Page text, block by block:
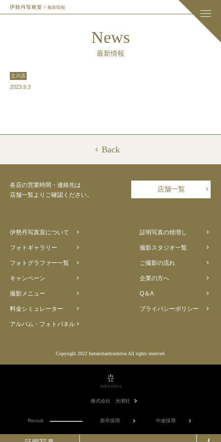
最新情報
News
最新情報
立川店
2023.9.3
Back
各店の営業時間・連絡先は
店舗一覧よりご確認ください。
店舗一覧
伊勢丹写真室について 証明写真の焼増し
フォトギャラリー 撮影スタジオ一覧
フォトグラファー一覧 ご撮影の流れ
キャンペーン 企業の方へ
撮影メニュー Q＆A
料金シミュレーター プライバシーポリシー
アルバム・フォトパネル
Copyright 2022 Isetanshashinshitsu All rights reserved.
株式会社 光潮社
Recruit 新卒採用 中途採用